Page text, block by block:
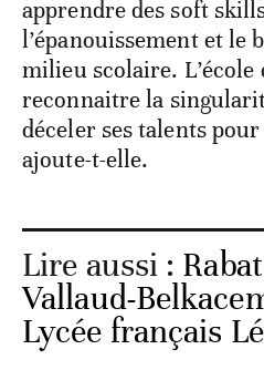
apprendre des soft
l’épanouissement et le
milieu scolaire. L’école
reconnaitre la
déceler ses talents
ajoute-t-elle.
Lire aussi :
Vallaud-
Lycée français